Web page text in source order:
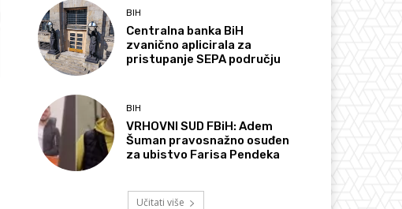
BIH
Centralna banka BiH
zvanično aplicirala za
pristupanje SEPA području
BIH
VRHOVNI SUD FBiH: Adem
Šuman pravosnažno osuđen
za ubistvo Farisa Pendeka
Učitati više